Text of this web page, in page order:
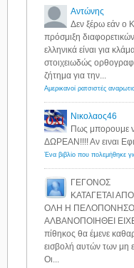
Αντώνης
Δεν ξέρω εάν ο
πρόσμιξη
ελληνικά είναι για
στοιχειωδώς
ζήτημα για την...
Νικολαος46
Πως μπορουμε
ΔΩΡΕΑΝ!!!! Αν ειναι
ΓΕΓΟΝΟΣ
ΚΑΤΑΓΕΤΑΙ
ΟΛΗ Η
ΑΛΒΑΝΟΠΟΙΗΘΕΙ
πίθηκος θα έμενε
εισβολή αυτών των μη
Οι...